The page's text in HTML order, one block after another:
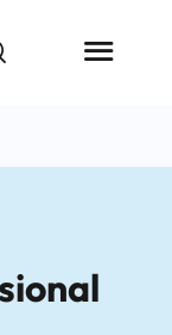
zoekbalk
Menu